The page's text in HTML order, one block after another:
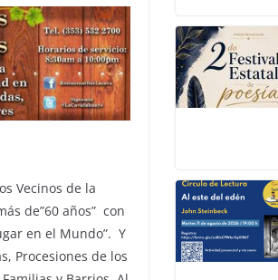
Vecinos de la
de”60 años” con
en el Mundo”. Y
Procesiones de los